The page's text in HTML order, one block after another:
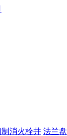
制消火栓井 法兰盘